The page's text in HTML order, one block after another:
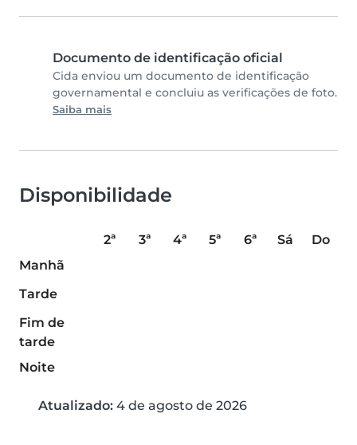
Documento de identificação oficial
Cida enviou um documento de identificação
governamental e concluiu as verificações de foto.
Saiba mais
Disponibilidade
2ª 3ª 4ª 5ª 6ª Sá
Do
Manhã
Tarde
Fim de
tarde
Noite
Atualizado: 4 de agosto de 2026